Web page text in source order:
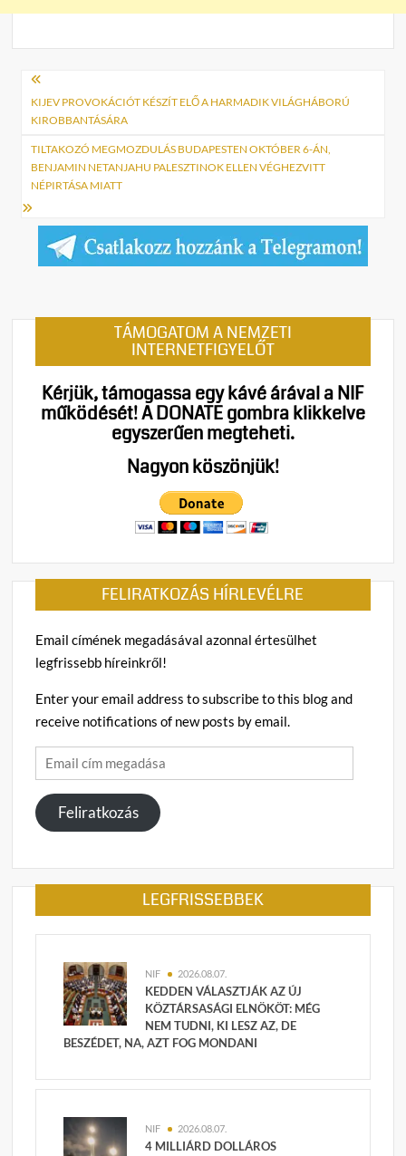
Bejegyzés
navigáció
KIJEV PROVOKÁCIÓT KÉSZÍT ELŐ A HARMADIK VILÁGHÁBORÚ
KIROBBANTÁSÁRA
TILTAKOZÓ MEGMOZDULÁS BUDAPESTEN OKTÓBER 6-ÁN,
BENJAMIN NETANJAHU PALESZTINOK ELLEN VÉGHEZVITT
NÉPIRTÁSA MIATT
TÁMOGATOM A NEMZETI
INTERNETFIGYELŐT
Kérjük, támogassa egy kávé árával a NIF
működését!A DONATE gombra klikkelve
egyszerűen megteheti.
Nagyon köszönjük!
FELIRATKOZÁS HÍRLEVÉLRE
Email címének megadásával azonnal értesülhet
legfrissebb híreinkről!
Enter your email address to subscribe to this blog and
receive notifications of new posts by email.
Email
cím
megadása
Feliratkozás
LEGFRISSEBBEK
NIF 2026.08.07.
KEDDEN VÁLASZTJÁK AZ ÚJ
KÖZTÁRSASÁGI ELNÖKÖT: MÉG
NEM TUDNI, KI LESZ AZ, DE
BESZÉDET, NA, AZT FOG MONDANI
NIF 2026.08.07.
4 MILLIÁRD DOLLÁROS